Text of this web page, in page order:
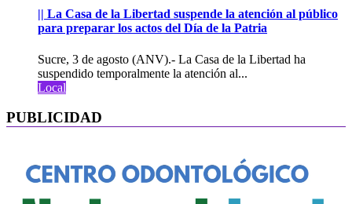
|| La Casa de la Libertad suspende la atención al público
para preparar los actos del Día de la Patria
Sucre, 3 de agosto (ANV).- La Casa de la Libertad ha
suspendido temporalmente la atención al...
Local
PUBLICIDAD